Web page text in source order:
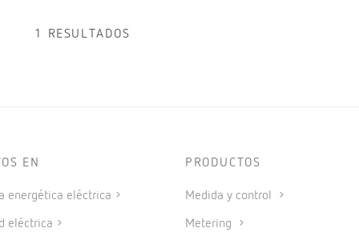
1 RESULTADOS
EN
energética eléctrica
eléctrica
PRODUCTOS
Medida y control
Metering